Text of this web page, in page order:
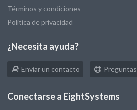
Términos y condiciones
Política de privacidad
¿Necesita ayuda?
Enviar un contacto
Conectarse a EightSystems